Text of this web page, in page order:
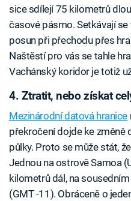
sice sdílejí 75 kilometrů
časové pásmo. Setkávají se
posun při přechodu přes
Naštěstí pro vás se tahle
Vachánský koridor je totiž
4. Ztratit, nebo získat
Mezinárodní datová hranice
překročení dojde ke změně
půlky. Proto se může stát,
Jednou na ostrově Samoa
kilometrů dál, na
(GMT -11). Obráceně o